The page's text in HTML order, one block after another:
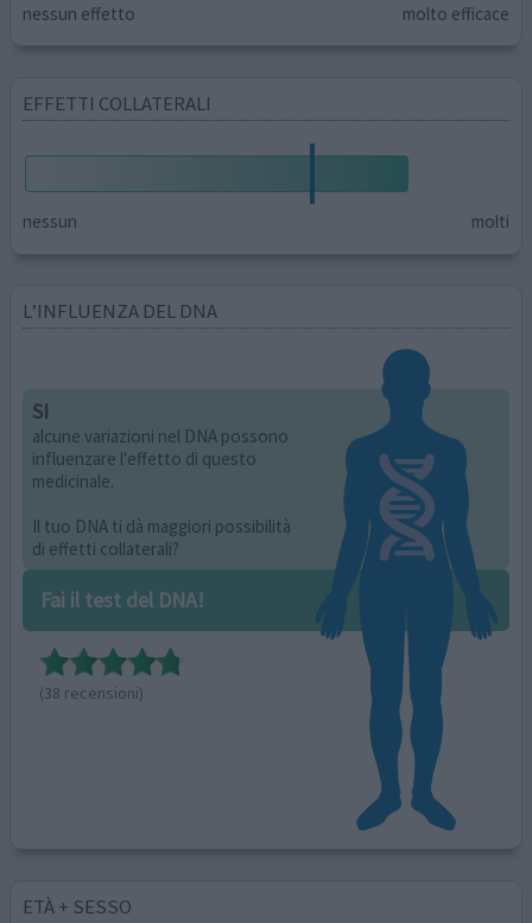
nessun effetto molto efficace
EFFETTI COLLATERALI
nessun molti
L’INFLUENZA DEL DNA
SI
alcune variazioni nel DNA possono
influenzare l'effetto di questo
medicinale.
Il tuo DNA ti dà maggiori possibilità
di effetti collaterali?
Fai il test del DNA!
(38 recensioni)
ETÀ + SESSO